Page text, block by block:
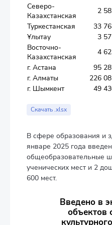
Северо-
Казахстанская
2
Туркестанская
33
Ұлытау
3
Восточно-
Казахстанская
4
г. Астана
95
г. Алматы
226
г. Шымкент
49
Скачать .xlsx
В сфере образования и
январе 2025 года
общеобразовательные
ученических мест и 2
600 мест.
Введено в
Bar chart with 2 data
Введено в
объектов